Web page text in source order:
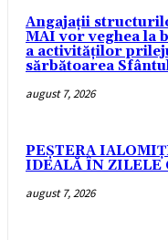
Angajații
MAI vor veghea la
a activităților
sărbătoarea
august 7, 2026
PEȘTERA
IDEALĂ ÎN ZILELE
august 7, 2026